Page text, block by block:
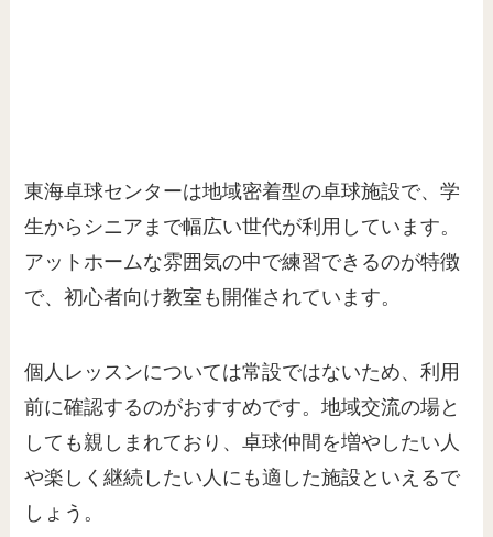
東海卓球センターは地域密着型の卓球施設で、学
生からシニアまで幅広い世代が利用しています。
アットホームな雰囲気の中で練習できるのが特徴
で、初心者向け教室も開催されています。
個人レッスンについては常設ではないため、利用
前に確認するのがおすすめです。地域交流の場と
しても親しまれており、卓球仲間を増やしたい人
や楽しく継続したい人にも適した施設といえるで
しょう。